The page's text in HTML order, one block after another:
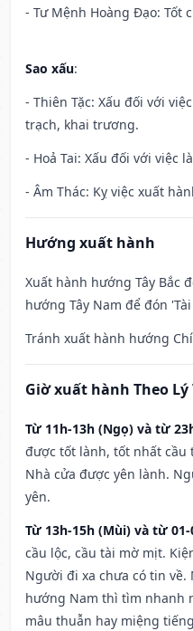
- Tư Mệnh Hoàng Đạo: Tốt
Sao xấu:
- Thiên Tặc: Xấu đối với
trạch, khai trương.
- Hoả Tai: Xấu đối với việc
- Âm Thác: Kỵ việc xuất
Hướng xuất hành
Xuất hành hướng Tây Bắc
hướng Tây Nam để đón
Tránh xuất hành hướng
Giờ xuất hành Theo
Từ 11h-13h (Ngọ) và từ
được tốt lành, tốt nhất cầu
Nhà cửa được yên lành.
yên.
Từ 13h-15h (Mùi) và từ
cầu lộc, cầu tài mờ mịt.
Người đi xa chưa có tin
hướng Nam thì tìm nhanh
mâu thuẫn hay miệng